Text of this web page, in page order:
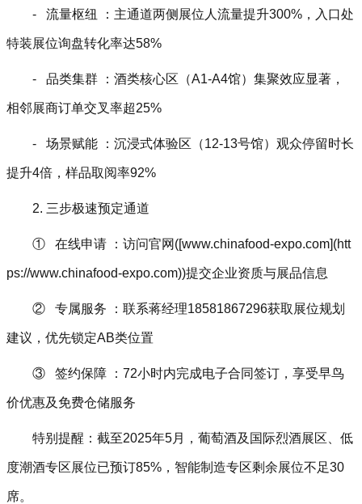
- 流量枢纽 ：主通道两侧展位人流量提升300%，入口处
特装展位询盘转化率达58%
- 品类集群 ：酒类核心区（A1-A4馆）集聚效应显著，
相邻展商订单交叉率超25%
- 场景赋能 ：沉浸式体验区（12-13号馆）观众停留时长
提升4倍，样品取阅率92%
2. 三步极速预定通道
① 在线申请 ：访问官网([www.chinafood-expo.com](htt
ps://www.chinafood-expo.com))提交企业资质与展品信息
② 专属服务 ：联系蒋经理18581867296获取展位规划
建议，优先锁定AB类位置
③ 签约保障 ：72小时内完成电子合同签订，享受早鸟
价优惠及免费仓储服务
特别提醒：截至2025年5月，葡萄酒及国际烈酒展区、低
度潮酒专区展位已预订85%，智能制造专区剩余展位不足30
席。